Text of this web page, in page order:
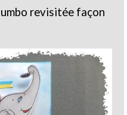
revisitée façon